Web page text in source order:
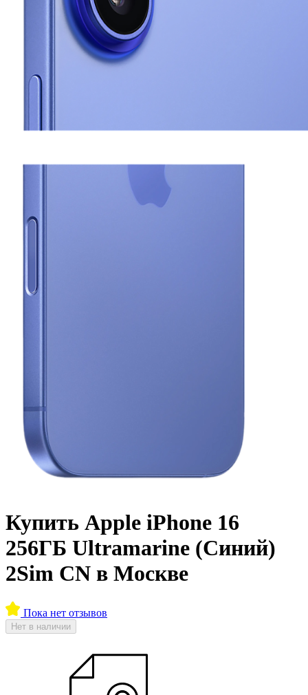
Купить Apple iPhone 16
256ГБ Ultramarine (Синий)
2Sim CN в Москве
Пока нет отзывов
Нет в наличии